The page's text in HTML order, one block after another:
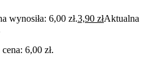
wynosiła: 6,00 zł.3,90 złAktualna
6,00 zł.